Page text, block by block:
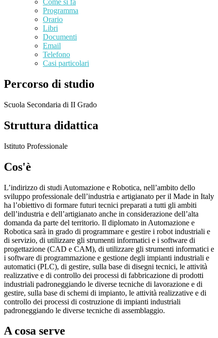
Come si fa
Programma
Orario
Libri
Documenti
Email
Telefono
Casi particolari
Percorso di studio
Scuola Secondaria di II Grado
Struttura didattica
Istituto Professionale
Cos'è
L’indirizzo di studi Automazione e Robotica, nell’ambito dello
sviluppo professionale dell’industria e artigianato per il Made in Italy
ha l’obiettivo di formare futuri tecnici preparati a tutti gli ambiti
dell’industria e dell’artigianato anche in considerazione dell’alta
domanda da parte del territorio. Il diplomato in Automazione e
Robotica sarà in grado di programmare e gestire i robot industriali e
di servizio, di utilizzare gli strumenti informatici e i software di
progettazione (CAD e CAM), di utilizzare gli strumenti informatici e
i software di programmazione e gestione degli impianti industriali e
automatici (PLC), di gestire, sulla base di disegni tecnici, le attività
realizzative e di controllo dei processi di fabbricazione di prodotti
industriali padroneggiando le diverse tecniche di lavorazione e di
gestire, sulla base di schemi di impianto, le attività realizzative e di
controllo dei processi di costruzione di impianti industriali
padroneggiando le diverse tecniche di assemblaggio.
A cosa serve